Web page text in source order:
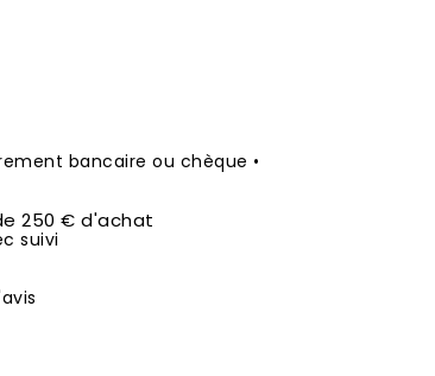
bancaire ou chèque •
250 € d'achat
suivi